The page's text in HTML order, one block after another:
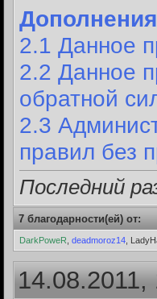
Дополнения
2.1 Данное
2.2 Данное
обратной
2.3
правил без
Последний
7 благодарности(ей) от:
DarkPoweR deadmoroz14 ,
14.08.2011,